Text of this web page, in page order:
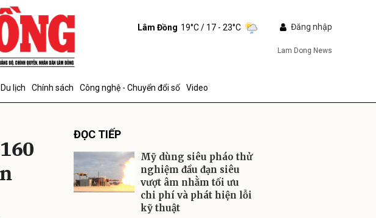
Lâm Đồng 19°C/ 17 - 23°C Đăng nhập
Lam Dong News
Du lịch Chính sách Công nghệ - Chuyển đổi số Video
ĐỌC TIẾP
Mỹ dùng siêu pháo thử
nghiệm đầu đạn siêu
vượt âm nhằm tối ưu
chi phí và phát hiện lỗi
kỹ thuật